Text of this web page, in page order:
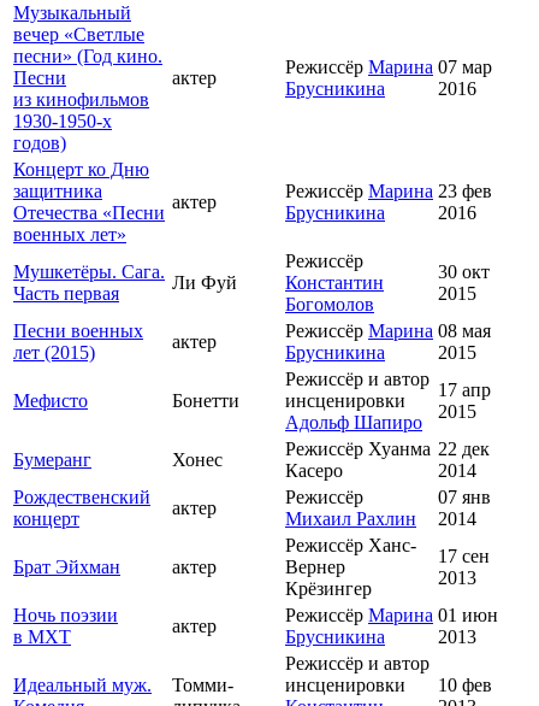
Музыкальный
вечер «Светлые
песни» (Год кино.
Песни
из кинофильмов
1930-1950-х
годов)
актер
Режиссёр Марина
Брусникина
07 мар
2016
Концерт ко Дню
защитника
Отечества «Песни
военных лет»
актер
Режиссёр Марина
Брусникина
23 фев
2016
Мушкетёры. Сага.
Часть первая
Ли Фуй
Режиссёр
Константин
Богомолов
30 окт
2015
Песни военных
лет (2015)
актер
Режиссёр Марина
Брусникина
08 мая
2015
Мефисто Бонетти
Режиссёр и автор
инсценировки
Адольф Шапиро
17 апр
2015
Бумеранг Хонес
Режиссёр Хуанма
Касеро
22 дек
2014
Рождественский
концерт
актер
Режиссёр
Михаил Рахлин
07 янв
2014
Брат Эйхман актер
Режиссёр Ханс-
Вернер
Крёзингер
17 сен
2013
Ночь поэзии
в МХТ
актер
Режиссёр Марина
Брусникина
01 июн
2013
Идеальный муж.
Томми-
Режиссёр и автор
инсценировки
10 фев